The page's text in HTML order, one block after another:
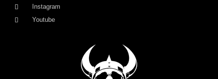
Instagram
Youtube